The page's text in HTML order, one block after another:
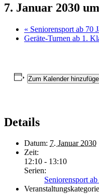
7. Januar 2030
« Seniorensport ab 70
Geräte-Turnen ab 1.
Zum Kalender
Details
Datum: 7. Januar 2030
Zeit:
12:10 - 13:10
Serien:
Seniorensport